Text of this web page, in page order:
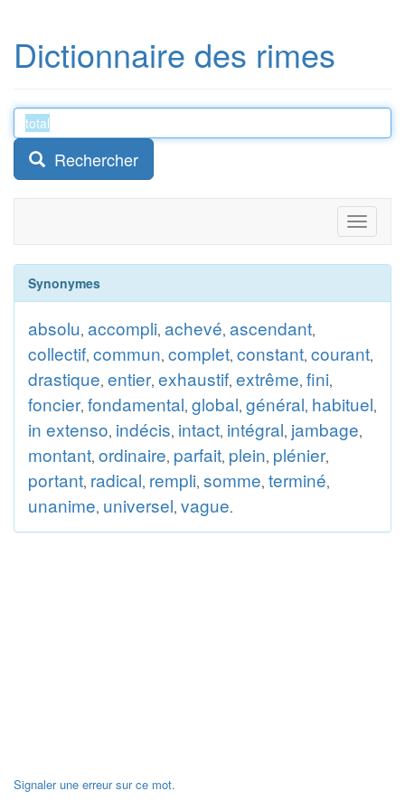
Dictionnaire des rimes
Rechercher
Toggle
Synonymes
absolu, accompli, achevé, ascendant,
collectif, commun, complet, constant, courant,
drastique, entier, exhaustif, extrême, fini,
foncier, fondamental, global, général, habituel,
in extenso, indécis, intact, intégral, jambage,
montant, ordinaire, parfait, plein, plénier,
portant, radical, rempli, somme, terminé,
unanime, universel, vague.
Signaler une erreur sur ce mot.